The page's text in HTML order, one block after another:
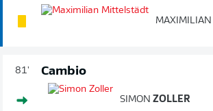
MAXIMILIAN
81' Cambio
SIMON ZOLLER